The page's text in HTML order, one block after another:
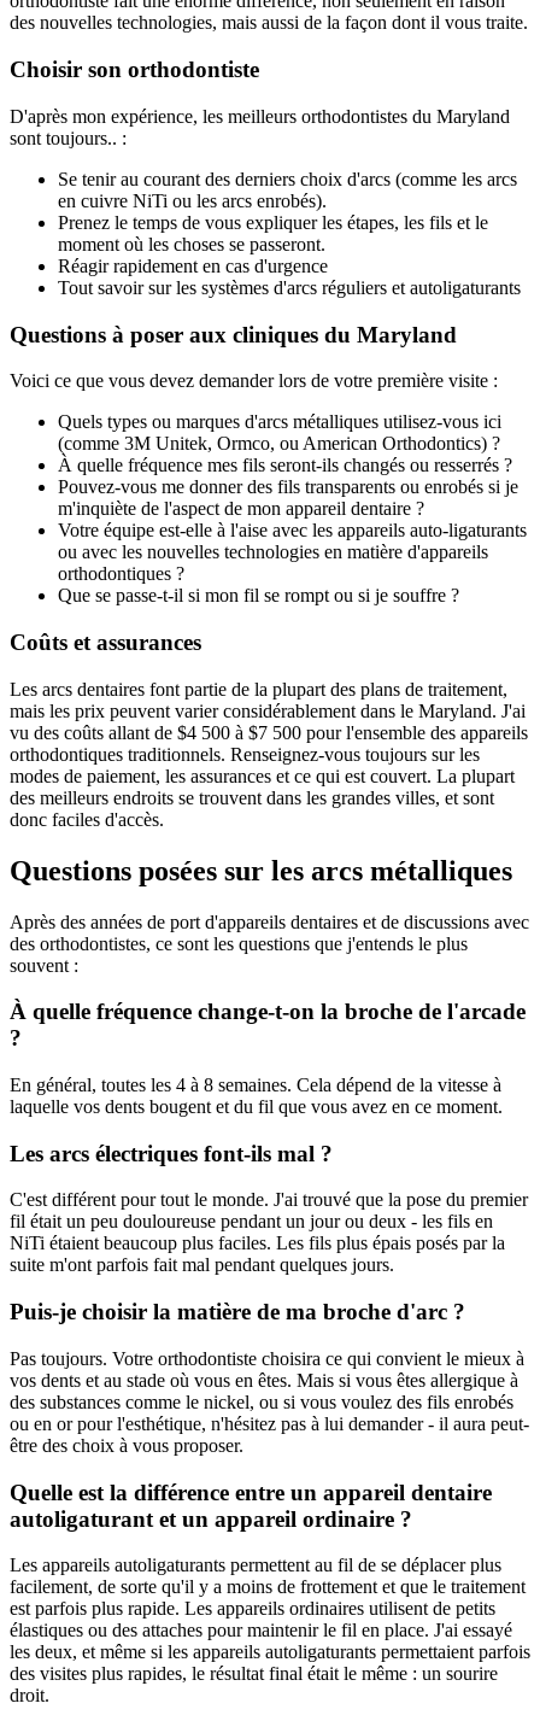
des nouvelles technologies, mais aussi de la façon dont il vous traite.
Choisir son orthodontiste
D'après mon expérience, les meilleurs orthodontistes du Maryland
sont toujours.. :
Se tenir au courant des derniers choix d'arcs (comme les arcs
en cuivre NiTi ou les arcs enrobés).
Prenez le temps de vous expliquer les étapes, les fils et le
moment où les choses se passeront.
Réagir rapidement en cas d'urgence
Tout savoir sur les systèmes d'arcs réguliers et autoligaturants
Questions à poser aux cliniques du Maryland
Voici ce que vous devez demander lors de votre première visite :
Quels types ou marques d'arcs métalliques utilisez-vous ici
(comme 3M Unitek, Ormco, ou American Orthodontics) ?
À quelle fréquence mes fils seront-ils changés ou resserrés ?
Pouvez-vous me donner des fils transparents ou enrobés si je
m'inquiète de l'aspect de mon appareil dentaire ?
Votre équipe est-elle à l'aise avec les appareils auto-ligaturants
ou avec les nouvelles technologies en matière d'appareils
orthodontiques ?
Que se passe-t-il si mon fil se rompt ou si je souffre ?
Coûts et assurances
Les arcs dentaires font partie de la plupart des plans de traitement,
mais les prix peuvent varier considérablement dans le Maryland. J'ai
vu des coûts allant de $4 500 à $7 500 pour l'ensemble des appareils
orthodontiques traditionnels. Renseignez-vous toujours sur les
modes de paiement, les assurances et ce qui est couvert. La plupart
des meilleurs endroits se trouvent dans les grandes villes, et sont
donc faciles d'accès.
Questions posées sur les arcs métalliques
Après des années de port d'appareils dentaires et de discussions avec
des orthodontistes, ce sont les questions que j'entends le plus
souvent :
À quelle fréquence change-t-on la broche de l'arcade
?
En général, toutes les 4 à 8 semaines. Cela dépend de la vitesse à
laquelle vos dents bougent et du fil que vous avez en ce moment.
Les arcs électriques font-ils mal ?
C'est différent pour tout le monde. J'ai trouvé que la pose du premier
fil était un peu douloureuse pendant un jour ou deux - les fils en
NiTi étaient beaucoup plus faciles. Les fils plus épais posés par la
suite m'ont parfois fait mal pendant quelques jours.
Puis-je choisir la matière de ma broche d'arc ?
Pas toujours. Votre orthodontiste choisira ce qui convient le mieux à
vos dents et au stade où vous en êtes. Mais si vous êtes allergique à
des substances comme le nickel, ou si vous voulez des fils enrobés
ou en or pour l'esthétique, n'hésitez pas à lui demander - il aura peut-
être des choix à vous proposer.
Quelle est la différence entre un appareil dentaire
autoligaturant et un appareil ordinaire ?
Les appareils autoligaturants permettent au fil de se déplacer plus
facilement, de sorte qu'il y a moins de frottement et que le traitement
est parfois plus rapide. Les appareils ordinaires utilisent de petits
élastiques ou des attaches pour maintenir le fil en place. J'ai essayé
les deux, et même si les appareils autoligaturants permettaient parfois
des visites plus rapides, le résultat final était le même : un sourire
droit.